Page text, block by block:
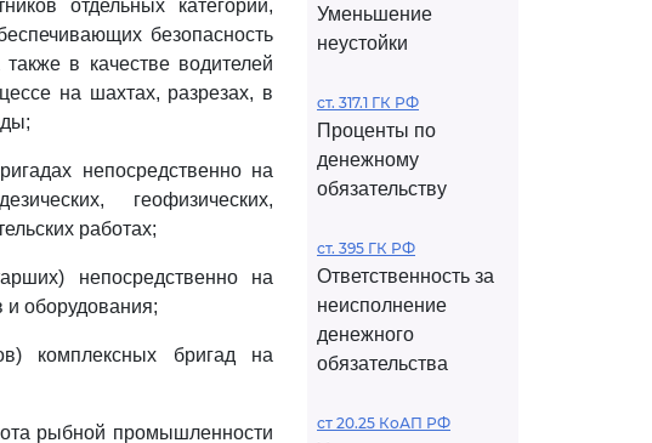
отдельных категорий,
безопасность
в качестве водителей
на шахтах, разрезах, в
непосредственно на
геофизических,
работах;
непосредственно на
и оборудования;
комплексных бригад на
рыбной промышленности
Уменьшение
неустойки
ст. 317.1 ГК РФ
Проценты по
денежному
обязательству
ст. 395 ГК РФ
Ответственность за
неисполнение
денежного
обязательства
ст 20.25 КоАП РФ